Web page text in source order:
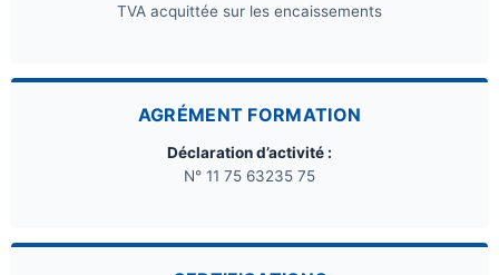
TVA acquittée sur les encaissements
AGRÉMENT FORMATION
Déclaration d’activité :
N° 11 75 63235 75